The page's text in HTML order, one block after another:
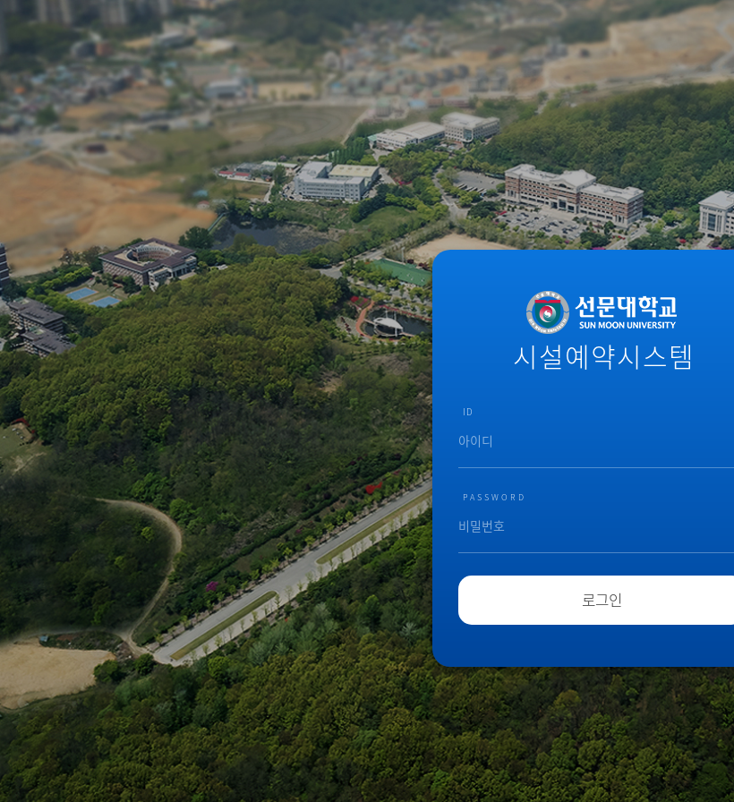
시설예약시스템
ID
PASSWORD
로그인